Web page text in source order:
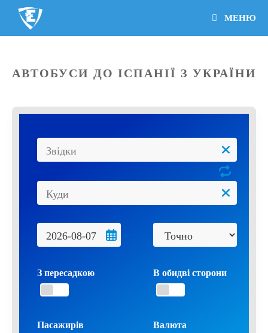
МЕНЮ
АВТОБУСИ ДО ІСПАНІЇ З УКРАЇНИ
З пересадкою В обидві сторони
Пасажирів Валюта